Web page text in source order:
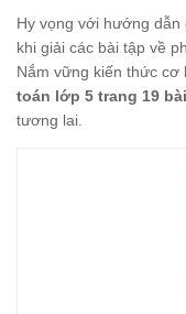
Hy vọng với hướng dẫn
khi giải các bài tập về
Nắm vững kiến thức cơ
toán lớp 5 trang 19
tương lai.